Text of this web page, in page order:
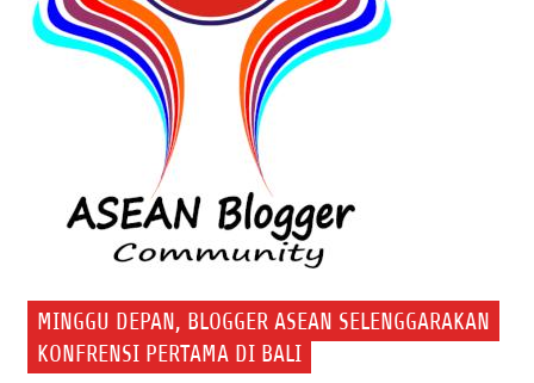
MINGGU DEPAN, BLOGGER ASEAN SELENGGARAKAN
KONFRENSI PERTAMA DI BALI